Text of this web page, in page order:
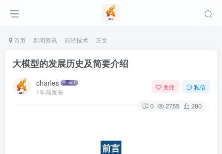
首页 新闻资讯 前沿技术 正文
大模型的发展历史及简要介绍
charles
1年前发布
关注 私信
0 2755 280
前言